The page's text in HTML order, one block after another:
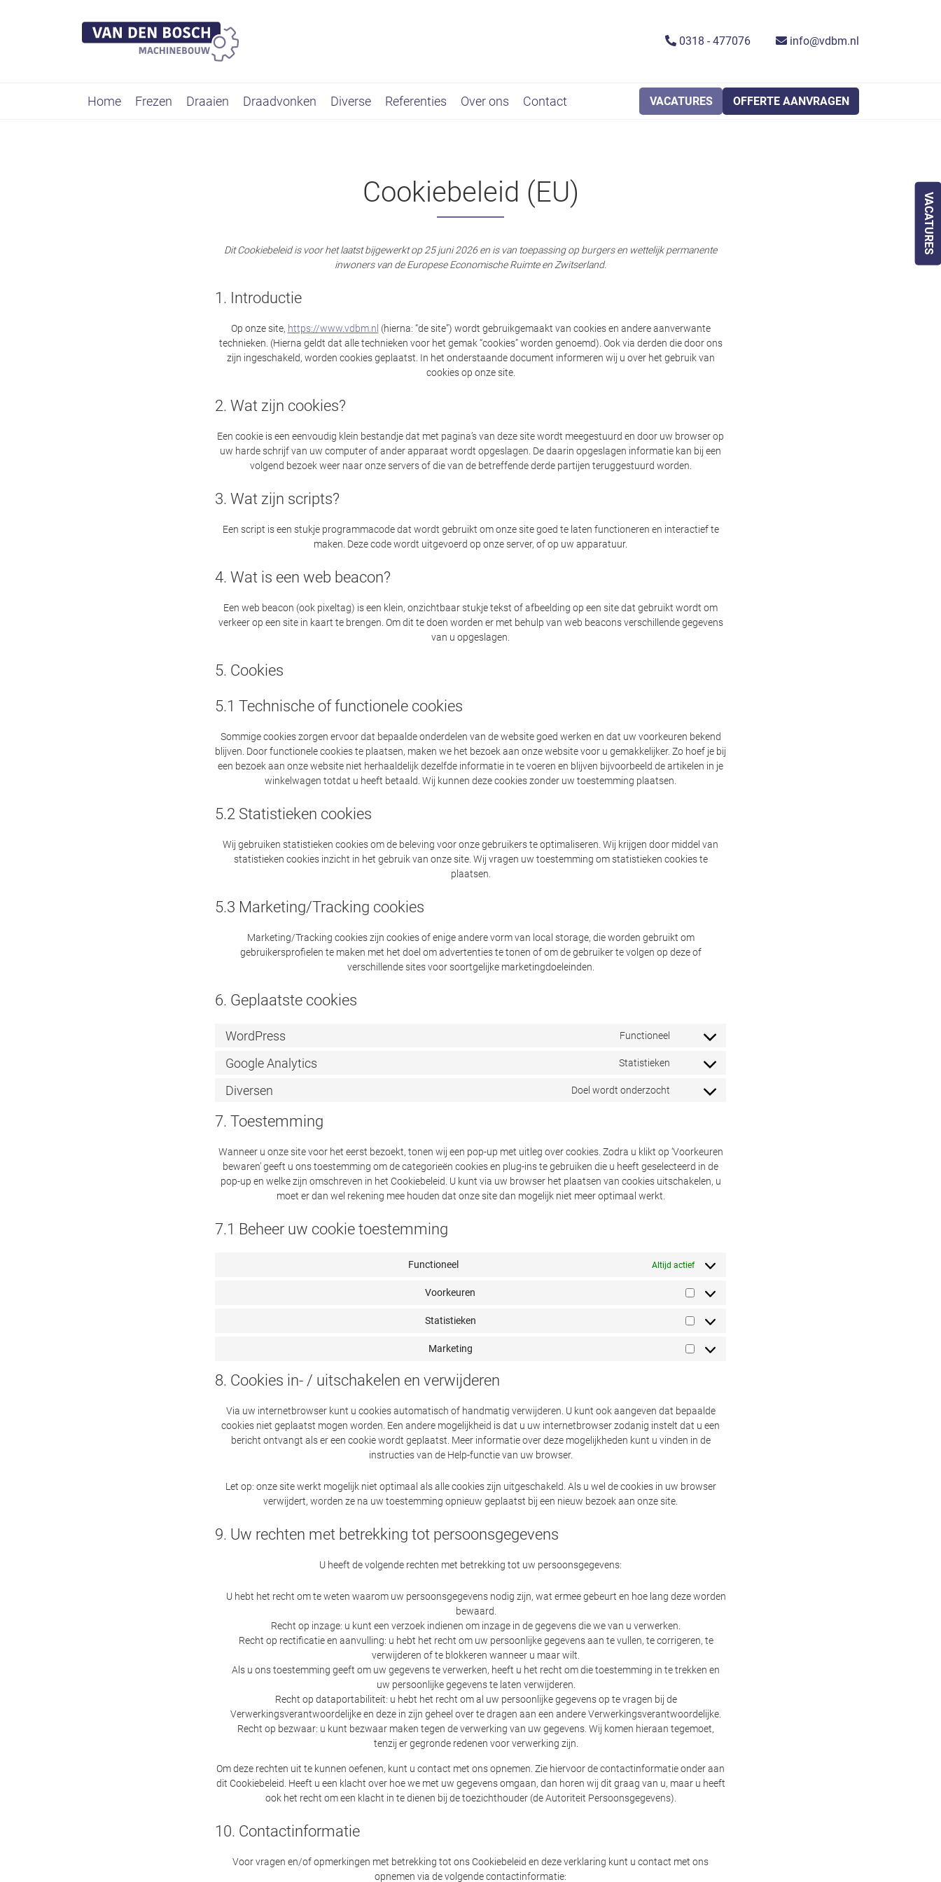
VACATURES
0318 - 477076 info@vdbm.nl
Home Frezen Draaien Draadvonken Diverse Referenties Over ons Contact VACATURES OFFERTE AANVRAGEN
Cookiebeleid (EU)
Dit Cookiebeleid is voor het laatst bijgewerkt op 25 juni 2026 en is van toepassing op burgers en wettelijk permanente
inwoners van de Europese Economische Ruimte en Zwitserland.
1. Introductie
Op onze site, https://www.vdbm.nl (hierna: “de site”) wordt gebruikgemaakt van cookies en andere aanverwante
technieken. (Hierna geldt dat alle technieken voor het gemak “cookies” worden genoemd). Ook via derden die door ons
zijn ingeschakeld, worden cookies geplaatst. In het onderstaande document informeren wij u over het gebruik van
cookies op onze site.
2. Wat zijn cookies?
Een cookie is een eenvoudig klein bestandje dat met pagina’s van deze site wordt meegestuurd en door uw browser op
uw harde schrijf van uw computer of ander apparaat wordt opgeslagen. De daarin opgeslagen informatie kan bij een
volgend bezoek weer naar onze servers of die van de betreffende derde partijen teruggestuurd worden.
3. Wat zijn scripts?
Een script is een stukje programmacode dat wordt gebruikt om onze site goed te laten functioneren en interactief te
maken. Deze code wordt uitgevoerd op onze server, of op uw apparatuur.
4. Wat is een web beacon?
Een web beacon (ook pixeltag) is een klein, onzichtbaar stukje tekst of afbeelding op een site dat gebruikt wordt om
verkeer op een site in kaart te brengen. Om dit te doen worden er met behulp van web beacons verschillende gegevens
van u opgeslagen.
5. Cookies
5.1 Technische of functionele cookies
Sommige cookies zorgen ervoor dat bepaalde onderdelen van de website goed werken en dat uw voorkeuren bekend
blijven. Door functionele cookies te plaatsen, maken we het bezoek aan onze website voor u gemakkelijker. Zo hoef je bij
een bezoek aan onze website niet herhaaldelijk dezelfde informatie in te voeren en blijven bijvoorbeeld de artikelen in je
winkelwagen totdat u heeft betaald. Wij kunnen deze cookies zonder uw toestemming plaatsen.
5.2 Statistieken cookies
Wij gebruiken statistieken cookies om de beleving voor onze gebruikers te optimaliseren. Wij krijgen door middel van
statistieken cookies inzicht in het gebruik van onze site. Wij vragen uw toestemming om statistieken cookies te
plaatsen.
5.3 Marketing/Tracking cookies
Marketing/Tracking cookies zijn cookies of enige andere vorm van local storage, die worden gebruikt om
gebruikersprofielen te maken met het doel om advertenties te tonen of om de gebruiker te volgen op deze of
verschillende sites voor soortgelijke marketingdoeleinden.
6. Geplaatste cookies
WordPress Functioneel
Consent
service
Google Analytics Statistieken
Consent
service
Diversen Doel wordt onderzocht
Consent
7. Toestemming
Wanneer u onze site voor het eerst bezoekt, tonen wij een pop-up met uitleg over cookies. Zodra u klikt op ‘Voorkeuren
bewaren’ geeft u ons toestemming om de categorieën cookies en plug-ins te gebruiken die u heeft geselecteerd in de
pop-up en welke zijn omschreven in het Cookiebeleid. U kunt via uw browser het plaatsen van cookies uitschakelen, u
moet er dan wel rekening mee houden dat onze site dan mogelijk niet meer optimaal werkt.
7.1 Beheer uw cookie toestemming
Functioneel Altijd actief
Voorkeuren Voorkeuren
Statistieken Statistieken
Marketing Marketing
8. Cookies in- / uitschakelen en verwijderen
Via uw internetbrowser kunt u cookies automatisch of handmatig verwijderen. U kunt ook aangeven dat bepaalde
cookies niet geplaatst mogen worden. Een andere mogelijkheid is dat u uw internetbrowser zodanig instelt dat u een
bericht ontvangt als er een cookie wordt geplaatst. Meer informatie over deze mogelijkheden kunt u vinden in de
instructies van de Help-functie van uw browser.
Let op: onze site werkt mogelijk niet optimaal als alle cookies zijn uitgeschakeld. Als u wel de cookies in uw browser
verwijdert, worden ze na uw toestemming opnieuw geplaatst bij een nieuw bezoek aan onze site.
9. Uw rechten met betrekking tot persoonsgegevens
U heeft de volgende rechten met betrekking tot uw persoonsgegevens:
U hebt het recht om te weten waarom uw persoonsgegevens nodig zijn, wat ermee gebeurt en hoe lang deze worden
bewaard.
Recht op inzage: u kunt een verzoek indienen om inzage in de gegevens die we van u verwerken.
Recht op rectificatie en aanvulling: u hebt het recht om uw persoonlijke gegevens aan te vullen, te corrigeren, te
verwijderen of te blokkeren wanneer u maar wilt.
Als u ons toestemming geeft om uw gegevens te verwerken, heeft u het recht om die toestemming in te trekken en
uw persoonlijke gegevens te laten verwijderen.
Recht op dataportabiliteit: u hebt het recht om al uw persoonlijke gegevens op te vragen bij de
Verwerkingsverantwoordelijke en deze in zijn geheel over te dragen aan een andere Verwerkingsverantwoordelijke.
Recht op bezwaar: u kunt bezwaar maken tegen de verwerking van uw gegevens. Wij komen hieraan tegemoet,
tenzij er gegronde redenen voor verwerking zijn.
Om deze rechten uit te kunnen oefenen, kunt u contact met ons opnemen. Zie hiervoor de contactinformatie onder aan
dit Cookiebeleid. Heeft u een klacht over hoe we met uw gegevens omgaan, dan horen wij dit graag van u, maar u heeft
ook het recht om een klacht in te dienen bij de toezichthouder (de Autoriteit Persoonsgegevens).
10. Contactinformatie
Voor vragen en/of opmerkingen met betrekking tot ons Cookiebeleid en deze verklaring kunt u contact met ons
opnemen via de volgende contactinformatie: